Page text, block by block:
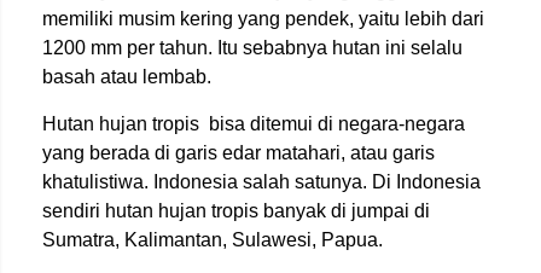
memiliki musim kering yang pendek, yaitu lebih dari
1200 mm per tahun. Itu sebabnya hutan ini selalu
basah atau lembab.
Hutan hujan tropis bisa ditemui di negara-negara
yang berada di garis edar matahari, atau garis
khatulistiwa. Indonesia salah satunya. Di Indonesia
sendiri hutan hujan tropis banyak di jumpai di
Sumatra, Kalimantan, Sulawesi, Papua.